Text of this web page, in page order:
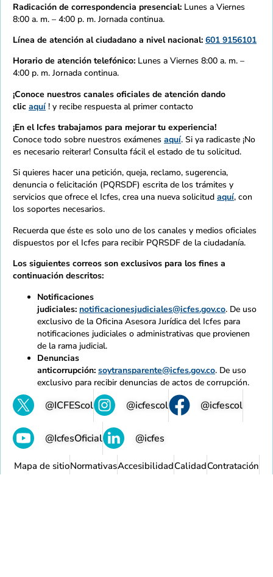
Radicación de correspondencia presencial: Lunes a Viernes
8:00 a. m. – 4:00 p. m. Jornada continua.
Línea de atención al ciudadano a nivel nacional: 601 9156101
Horario de atención telefónico: Lunes a Viernes 8:00 a. m. –
4:00 p. m. Jornada continua.
¡Conoce nuestros canales oficiales de atención dando
clic aquí ! y recibe respuesta al primer contacto
¡En el Icfes trabajamos para mejorar tu experiencia!
Conoce todo sobre nuestros exámenes aquí. Si ya radicaste ¡No
es necesario reiterar! Consulta fácil el estado de tu solicitud.
Si quieres hacer una petición, queja, reclamo, sugerencia,
denuncia o felicitación (PQRSDF) escrita de los trámites y
servicios que ofrece el Icfes, crea una nueva solicitud aquí, con
los soportes necesarios.
Recuerda que éste es solo uno de los canales y medios oficiales
dispuestos por el Icfes para recibir PQRSDF de la ciudadanía.
Los siguientes correos son exclusivos para los fines a
continuación descritos:
Notificaciones
judiciales: notificacionesjudiciales@icfes.gov.co. De uso
exclusivo de la Oficina Asesora Jurídica del Icfes para
notificaciones judiciales o administrativas que provienen
de la rama judicial.
Denuncias
anticorrupción: soytransparente@icfes.gov.co. De uso
exclusivo para recibir denuncias de actos de corrupción.
@ICFEScol @icfescol @icfescol
@IcfesOficial @icfes
Mapa de sitioNormativasAccesibilidadCalidadContratación